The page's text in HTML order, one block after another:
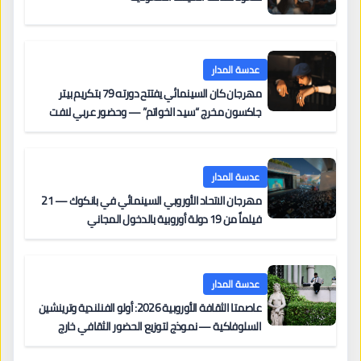
عدسة المدار
مهرجان كان السينمائي يفتتح دورته 79 بتكريم بيتر
جاكسون مخرج “سيد الخواتم” — وحضور عربي لافت
عدسة المدار
مهرجان الاتحاد الأوروبي السينمائي في بانكوك — 21
فيلماً من 19 دولة أوروبية بالدخول المجاني
عدسة المدار
عاصمتا الثقافة الأوروبية 2026: أولو الفنلندية وترينشين
السلوفاكية — نموذج لتوزيع الحضور الثقافي خارج